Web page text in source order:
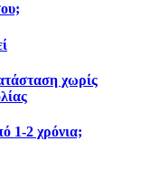
χωρίς
1-2 χρόνια;